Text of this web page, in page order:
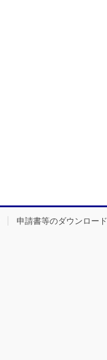
申請書等のダウンロード